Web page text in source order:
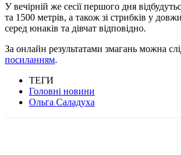
У вечірній же сесії першого дня
та 1500 метрів, а також зі стрибків у
серед юнаків та дівчат відповідно.
За онлайн результатами змагань можна
посиланням.
ТЕГИ
Головні новини
Ольга Саладуха